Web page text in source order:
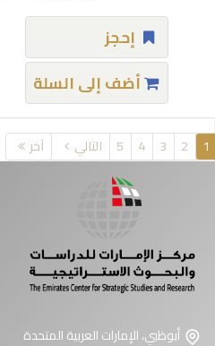
إحجز
أضف إلى السلة
1
2
3
4
5 التالي آخر
أبوظبي، الإمارات العربية المتحدة